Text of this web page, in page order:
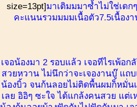
size=13pt]มาเติมมมาซ้ำไม่ใช่เด
คะแนนรวมมมมเนื้อตัว7.5เนื้อง
เจอน้องมา 2 รอบแล้ว เจอทีไรเพ้
สวยหวาน ไม่นึกว่าจะเจองานบู๊ แถ
น้องบิ้ว จนก้นลอยไม่ติดพื้นผมก็หมั่
เลย อิอิๆ ซะใจ ได้แกล้งคนสวย แต่